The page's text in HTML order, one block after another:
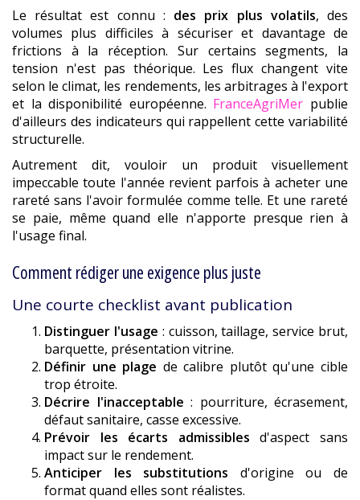
Le résultat est connu : des prix plus volatils, des
volumes plus difficiles à sécuriser et davantage de
frictions à la réception. Sur certains segments, la
tension n'est pas théorique. Les flux changent vite
selon le climat, les rendements, les arbitrages à l'export
et la disponibilité européenne. FranceAgriMer publie
d'ailleurs des indicateurs qui rappellent cette variabilité
structurelle.
Autrement dit, vouloir un produit visuellement
impeccable toute l'année revient parfois à acheter une
rareté sans l'avoir formulée comme telle. Et une rareté
se paie, même quand elle n'apporte presque rien à
l'usage final.
Comment rédiger une exigence plus juste
Une courte checklist avant publication
Distinguer l'usage : cuisson, taillage, service brut,
barquette, présentation vitrine.
Définir une plage de calibre plutôt qu'une cible
trop étroite.
Décrire l'inacceptable : pourriture, écrasement,
défaut sanitaire, casse excessive.
Prévoir les écarts admissibles d'aspect sans
impact sur le rendement.
Anticiper les substitutions d'origine ou de
format quand elles sont réalistes.